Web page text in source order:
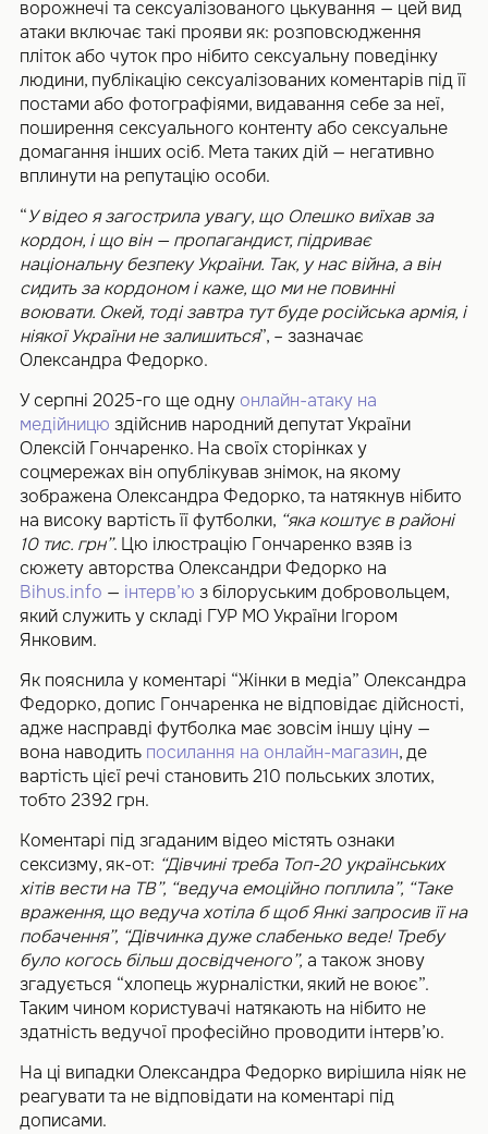
ворожнечі та сексуалізованого цькування — цей вид
атаки включає такі прояви як: розповсюдження
пліток або чуток про нібито сексуальну поведінку
людини, публікацію сексуалізованих коментарів під її
постами або фотографіями, видавання себе за неї,
поширення сексуального контенту або сексуальне
домагання інших осіб. Мета таких дій — негативно
вплинути на репутацію особи.
“У відео я загострила увагу, що Олешко виїхав за
кордон, і що він — пропагандист, підриває
національну безпеку України. Так, у нас війна, а він
сидить за кордоном і каже, що ми не повинні
воювати. Окей, тоді завтра тут буде російська армія, і
ніякої України не залишиться”, – зазначає
Олександра Федорко.
У серпні 2025-го ще одну онлайн-атаку на
медійницю здійснив народний депутат України
Олексій Гончаренко. На своїх сторінках у
соцмережах він опублікував знімок, на якому
зображена Олександра Федорко, та натякнув нібито
на високу вартість її футболки, “яка коштує в районі
10 тис. грн”. Цю ілюстрацію Гончаренко взяв із
сюжету авторства Олександри Федорко на
Bihus.info — інтерв’ю з білоруським добровольцем,
який служить у складі ГУР МО України Ігором
Янковим.
Як пояснила у коментарі “Жінки в медіа” Олександра
Федорко, допис Гончаренка не відповідає дійсності,
адже насправді футболка має зовсім іншу ціну —
вона наводить посилання на онлайн-магазин, де
вартість цієї речі становить 210 польських злотих,
тобто 2392 грн.
Коментарі під згаданим відео містять ознаки
сексизму, як-от: “Дівчині треба Топ-20 українських
хітів вести на ТВ”, “ведуча емоційно поплила”, “Таке
враження, що ведуча хотіла б щоб Янкі запросив її на
побачення”, “Дівчинка дуже слабенько веде! Требу
було когось більш досвідченого”, а також знову
згадується “хлопець журналістки, який не воює”.
Таким чином користувачі натякають на нібито не
здатність ведучої професійно проводити інтерв’ю.
На ці випадки Олександра Федорко вирішила ніяк не
реагувати та не відповідати на коментарі під
дописами.